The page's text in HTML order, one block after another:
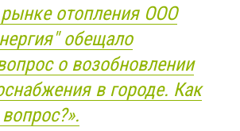
отопления ООО
обещало
о возобновлении
в городе. Как